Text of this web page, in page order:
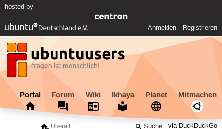
hosted by
Anmelden Registrieren
Portal Forum Wiki Ikhaya Planet Mitmachen
via DuckDuckGo